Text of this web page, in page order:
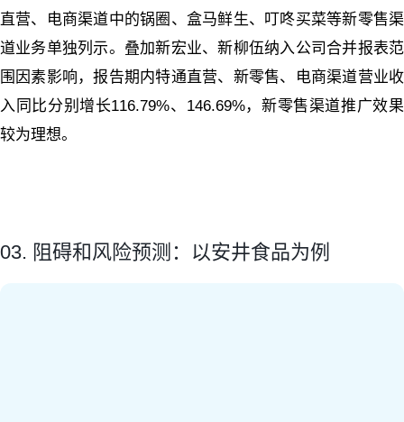
直营、电商渠道中的锅圈、盒马鲜生、叮咚买菜等新零售渠
道业务单独列示。叠加新宏业、新柳伍纳入公司合并报表范
围因素影响，报告期内特通直营、新零售、电商渠道营业收
入同比分别增长116.79%、146.69%，新零售渠道推广效果
较为理想。
03. 阻碍和风险预测：以安井食品为例